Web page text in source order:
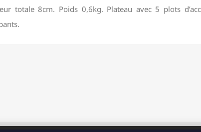
totale 8cm. Poids 0,6kg. Plateau avec 5 plots